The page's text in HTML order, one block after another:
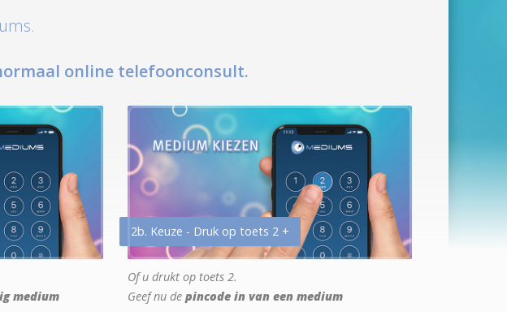
online telefoonconsult.
medium
2b. Keuze - Druk op toets 2 +
Of u drukt op toets 2.
Geef nu de pincode in van een medium